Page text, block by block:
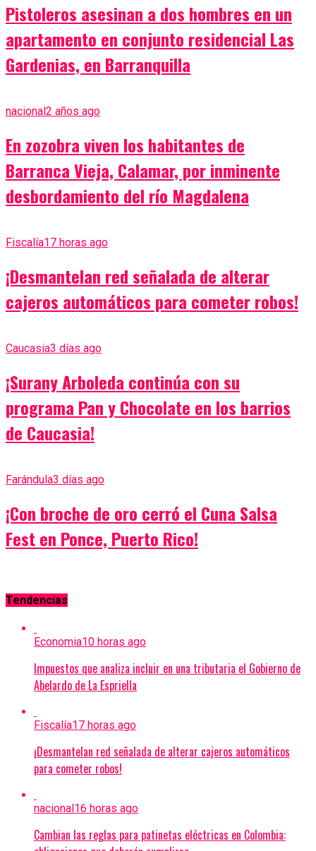
Pistoleros asesinan a dos hombres en un
apartamento en conjunto residencial Las
Gardenias, en Barranquilla
nacional 2 años ago
En zozobra viven los habitantes de
Barranca Vieja, Calamar, por inminente
desbordamiento del río Magdalena
Fiscalía17 horas ago
¡Desmantelan red señalada de alterar
cajeros automáticos para cometer robos!
Caucasia3 días ago
¡Surany Arboleda continúa con su
programa Pan y Chocolate en los barrios
de Caucasia!
Farándula3 días ago
¡Con broche de oro cerró el Cuna Salsa
Fest en Ponce, Puerto Rico!
Tendencias
Economia10 horas ago
Impuestos que analiza incluir en una tributaria el Gobierno de
Abelardo de La Espriella
Fiscalía17 horas ago
¡Desmantelan red señalada de alterar cajeros automáticos
para cometer robos!
nacional16 horas ago
Cambian las reglas para patinetas eléctricas en Colombia: